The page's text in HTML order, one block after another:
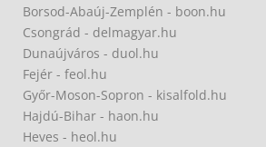
Borsod-Abaúj-Zemplén - boon.hu
Csongrád - delmagyar.hu
Dunaújváros - duol.hu
Fejér - feol.hu
Győr-Moson-Sopron - kisalfold.hu
Hajdú-Bihar - haon.hu
Heves - heol.hu